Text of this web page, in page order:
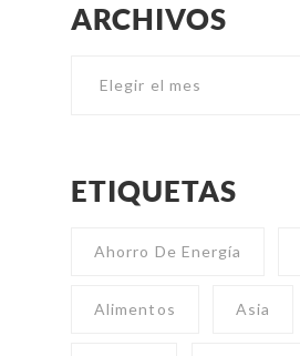
ARCHIVOS
ETIQUETAS
Ahorro De Energía
Alimentos Asia